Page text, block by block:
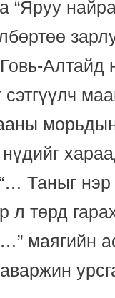
“Яруу
Алтайд
сэтгүүлч
Таныг
төрд
маягийн